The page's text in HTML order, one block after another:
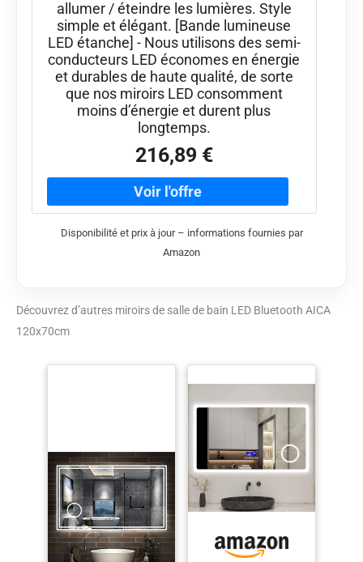
allumer / éteindre les lumières. Style
simple et élégant. [Bande lumineuse
LED étanche] - Nous utilisons des semi-
conducteurs LED économes en énergie
et durables de haute qualité, de sorte
que nos miroirs LED consomment
moins d’énergie et durent plus
longtemps.
216,89 €
Disponibilité et prix à jour – informations fournies par
Amazon
Découvrez d’autres miroirs de salle de bain LED Bluetooth AICA
120x70cm